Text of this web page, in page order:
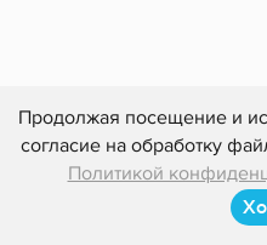
Продолжая посещение и
согласие на обработку
Политикой